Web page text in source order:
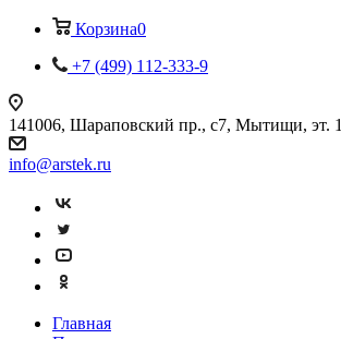
Корзина0
+7 (499) 112-333-9
141006, Шараповский пр., с7, Мытищи, эт. 1
info@arstek.ru
Главная